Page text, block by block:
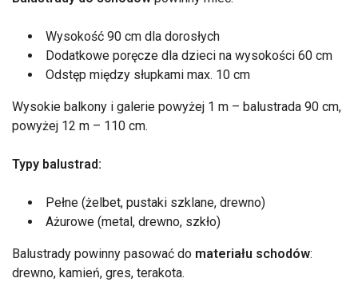
Wysokość 90 cm dla dorosłych
Dodatkowe poręcze dla dzieci na wysokości 60 cm
Odstęp między słupkami max. 10 cm
Wysokie balkony i galerie powyżej 1 m – balustrada 90 cm,
powyżej 12 m – 110 cm.
Typy balustrad:
Pełne (żelbet, pustaki szklane, drewno)
Ażurowe (metal, drewno, szkło)
Balustrady powinny pasować do materiału schodów:
drewno, kamień, gres, terakota.